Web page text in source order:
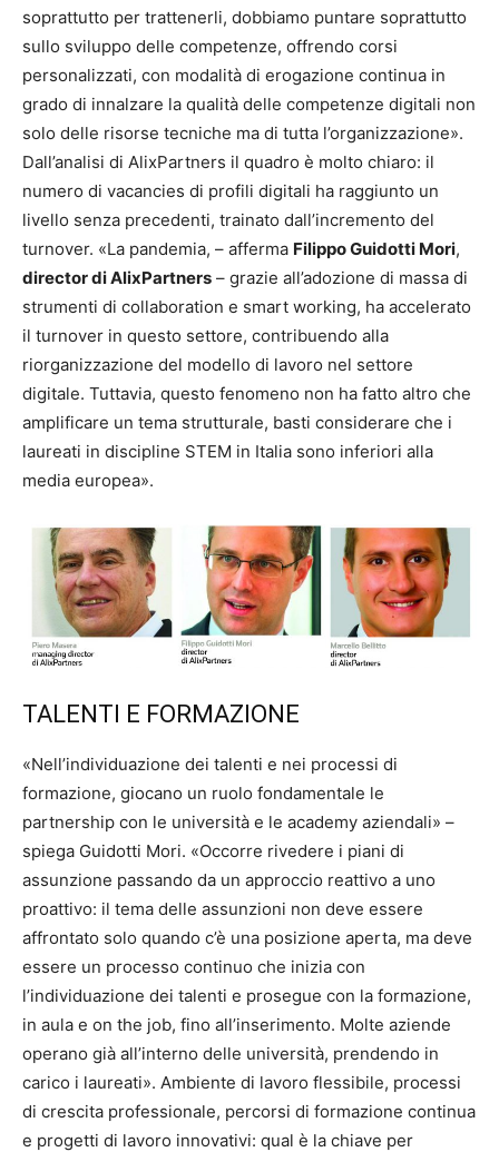
soprattutto per trattenerli, dobbiamo puntare soprattutto
sullo sviluppo delle competenze, offrendo corsi
personalizzati, con modalità di erogazione continua in
grado di innalzare la qualità delle competenze digitali non
solo delle risorse tecniche ma di tutta l’organizzazione».
Dall’analisi di AlixPartners il quadro è molto chiaro: il
numero di vacancies di profili digitali ha raggiunto un
livello senza precedenti, trainato dall’incremento del
turnover. «La pandemia, – afferma Filippo Guidotti Mori,
director di AlixPartners – grazie all’adozione di massa di
strumenti di collaboration e smart working, ha accelerato
il turnover in questo settore, contribuendo alla
riorganizzazione del modello di lavoro nel settore
digitale. Tuttavia, questo fenomeno non ha fatto altro che
amplificare un tema strutturale, basti considerare che i
laureati in discipline STEM in Italia sono inferiori alla
media europea».
TALENTI E FORMAZIONE
«Nell’individuazione dei talenti e nei processi di
formazione, giocano un ruolo fondamentale le
partnership con le università e le academy aziendali» –
spiega Guidotti Mori. «Occorre rivedere i piani di
assunzione passando da un approccio reattivo a uno
proattivo: il tema delle assunzioni non deve essere
affrontato solo quando c’è una posizione aperta, ma deve
essere un processo continuo che inizia con
l’individuazione dei talenti e prosegue con la formazione,
in aula e on the job, fino all’inserimento. Molte aziende
operano già all’interno delle università, prendendo in
carico i laureati». Ambiente di lavoro flessibile, processi
di crescita professionale, percorsi di formazione continua
e progetti di lavoro innovativi: qual è la chiave per